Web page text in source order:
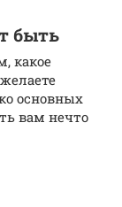
быть
какое
основных
вам нечто